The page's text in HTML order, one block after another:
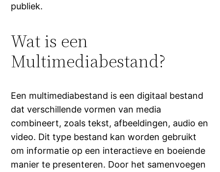
publiek.
Wat is een
Multimediabestand?
Een multimediabestand is een digitaal bestand
dat verschillende vormen van media
combineert, zoals tekst, afbeeldingen, audio en
video. Dit type bestand kan worden gebruikt
om informatie op een interactieve en boeiende
manier te presenteren. Door het samenvoegen